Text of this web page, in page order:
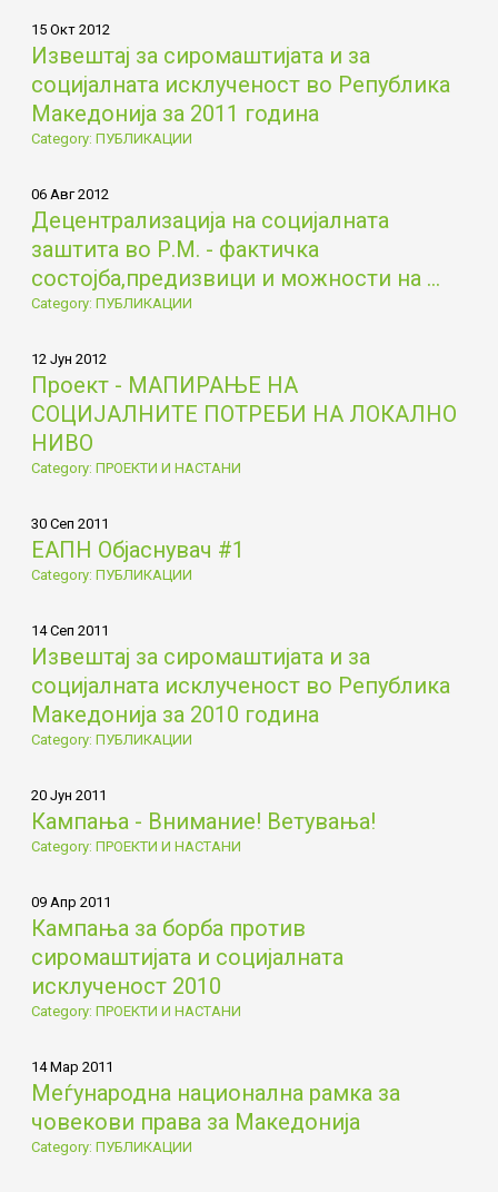
15 Окт 2012
Извештај за сиромаштијата и за
социјалната исклученост во Република
Македонија за 2011 година
Category: ПУБЛИКАЦИИ
06 Авг 2012
Децентрализација на социјалната
заштита во Р.М. - фактичка
состојба,предизвици и можности на ...
Category: ПУБЛИКАЦИИ
12 Јун 2012
Проект - МАПИРАЊЕ НА
СОЦИЈАЛНИТЕ ПОТРЕБИ НА ЛОКАЛНО
НИВО
Category: ПРОЕКТИ И НАСТАНИ
30 Сеп 2011
ЕАПН Објаснувач #1
Category: ПУБЛИКАЦИИ
14 Сеп 2011
Извештај за сиромаштијата и за
социјалната исклученост во Република
Македонија за 2010 година
Category: ПУБЛИКАЦИИ
20 Јун 2011
Кампања - Внимание! Ветувања!
Category: ПРОЕКТИ И НАСТАНИ
09 Апр 2011
Кампања за борба против
сиромаштијата и социјалната
исклученост 2010
Category: ПРОЕКТИ И НАСТАНИ
14 Мар 2011
Меѓународна национална рамка за
човекови права за Македонија
Category: ПУБЛИКАЦИИ